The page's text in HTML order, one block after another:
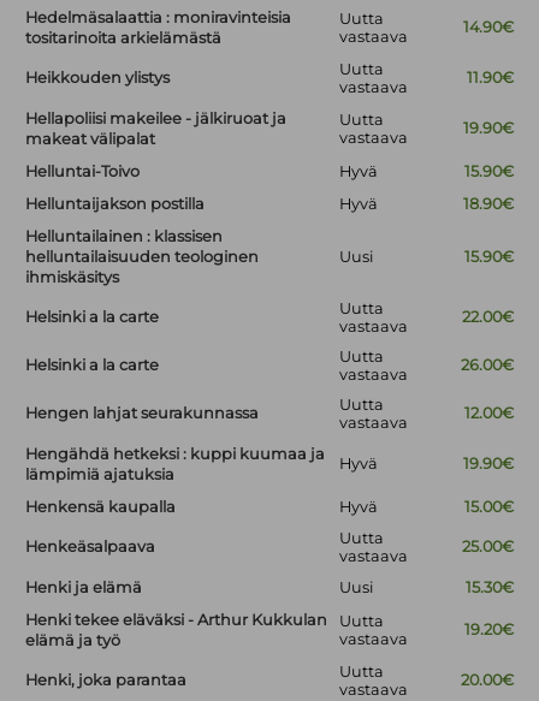
Hedelmäsalaattia : moniravinteisia
tositarinoita arkielämästä
Uutta
vastaava
14.90€
Heikkouden ylistys
Uutta
vastaava
11.90€
Hellapoliisi makeilee - jälkiruoat ja
makeat välipalat
Uutta
vastaava
19.90€
Helluntai-Toivo Hyvä
15.90€
Helluntaijakson postilla
Hyvä
18.90€
Helluntailainen : klassisen
helluntailaisuuden teologinen
ihmiskäsitys
Uusi 15.90€
Helsinki a la carte
Uutta
vastaava
22.00€
Helsinki a la carte
Uutta
vastaava
26.00€
Hengen lahjat seurakunnassa
Uutta
vastaava
12.00€
Hengähdä hetkeksi : kuppi kuumaa ja
lämpimiä ajatuksia
Hyvä 19.90€
Henkensä kaupalla Hyvä 15.00€
Henkeäsalpaava
Uutta
vastaava
25.00€
Henki ja elämä Uusi
15.30€
Henki tekee eläväksi - Arthur Kukkulan
elämä ja työ
Uutta
vastaava
19.20€
Henki, joka parantaa
Uutta
vastaava
20.00€